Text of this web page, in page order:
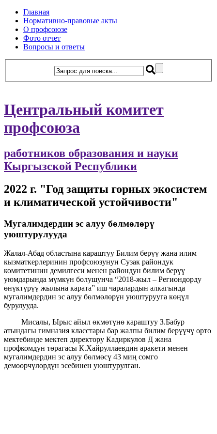
Главная
Нормативно-правовые акты
О профсоюзе
Фото отчет
Вопросы и ответы
Центральный комитет
профсоюза
работников образования и науки
Кыргызской Республики
2022 г. "Год защиты горных экосистем
и климатической устойчивости"
Мугалимдердин эс алуу бөлмөлөрү
уюштурулууда
Жалал-Абад областына караштуу Билим берүү жана илим
кызматкерлеринин профсоюзунун Сузак райондук
комитетинин демилгеси менен райондун билим берүү
уюмдарында мүмкүн болушунча “2018-жыл – Региондорду
өнүктүрүү жылына карата” иш чаралардын алкагында
мугалимдердин эс алуу бөлмөлөрүн уюштурууга көңүл
бурулууда.
Мисалы, Ырыс айыл өкмөтүнө караштуу З.Бабур
атындагы гимназия класстары бар жалпы билим берүүчү орто
мектебинде мектеп директору Кадиркулов Д жана
профкомдун төрагасы К.Хайруллаевдин аракети менен
мугалимдердин эс алуу бөлмөсү 43 миң сомго
демөөрчүлөрдүн эсебинен уюштурулган.